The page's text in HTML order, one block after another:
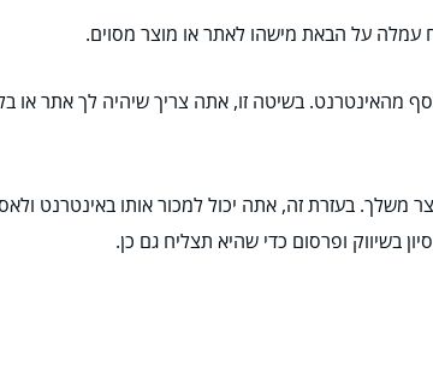
עמלה על הבאת מישהו לאתר או מוצר מסוים.
מהאינטרנט. בשיטה זו, אתה צריך שיהיה לך אתר או
משלך. בעזרת זה, אתה יכול למכור אותו באינטרנט
בשיווק ופרסום כדי שהיא תצליח גם כן.